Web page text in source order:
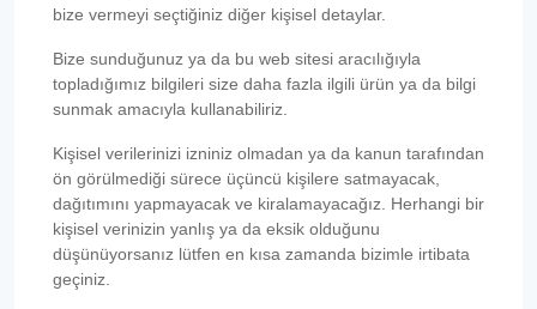
bize vermeyi seçtiğiniz diğer kişisel detaylar.
Bize sunduğunuz ya da bu web sitesi aracılığıyla
topladığımız bilgileri size daha fazla ilgili ürün ya da bilgi
sunmak amacıyla kullanabiliriz.
Kişisel verilerinizi izniniz olmadan ya da kanun tarafından
ön görülmediği sürece üçüncü kişilere satmayacak,
dağıtımını yapmayacak ve kiralamayacağız. Herhangi bir
kişisel verinizin yanlış ya da eksik olduğunu
düşünüyorsanız lütfen en kısa zamanda bizimle irtibata
geçiniz.